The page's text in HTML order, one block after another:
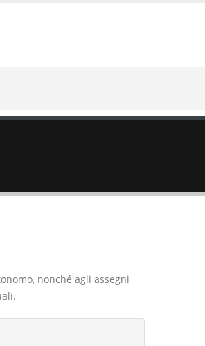
nonché agli assegni